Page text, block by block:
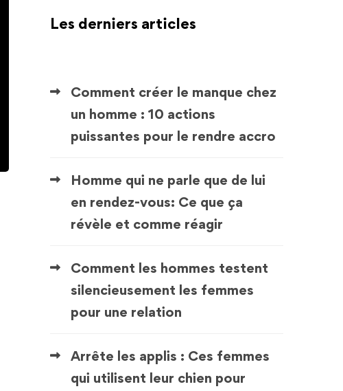
Les derniers articles
Comment créer le manque chez
un homme : 10 actions
puissantes pour le rendre accro
Homme qui ne parle que de lui
en rendez-vous: Ce que ça
révèle et comme réagir
Comment les hommes testent
silencieusement les femmes
pour une relation
Arrête les applis : Ces femmes
qui utilisent leur chien pour